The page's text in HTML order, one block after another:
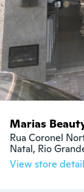
Marias
Rua Coronel
Natal, Rio
View store